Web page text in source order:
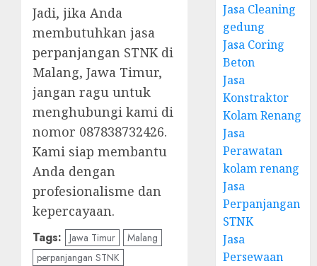
Jadi, jika Anda
membutuhkan jasa
perpanjangan STNK di
Malang, Jawa Timur,
jangan ragu untuk
menghubungi kami di
nomor 087838732426.
Kami siap membantu
Anda dengan
profesionalisme dan
kepercayaan.
Tags: Jawa Timur
Malang
perpanjangan STNK
Jasa Cleaning
gedung
Jasa Coring
Beton
Jasa
Konstraktor
Kolam Renang
Jasa
Perawatan
kolam renang
Jasa
Perpanjangan
STNK
Jasa
Persewaan